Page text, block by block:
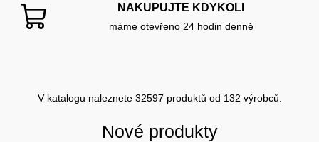
NAKUPUJTE KDYKOLI
máme otevřeno 24 hodin denně
V katalogu naleznete 32597 produktů od 132 výrobců.
Nové produkty